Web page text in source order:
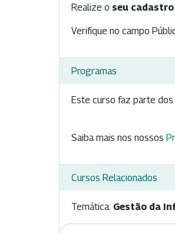
Realize o seu cadastro
Verifique no campo
Programas
Este curso faz parte
Saiba mais nos nossos
Cursos Relacionados
Temática: Gestão da